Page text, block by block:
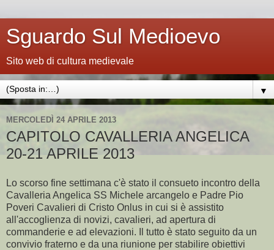
Sguardo Sul Medioevo
Sito web di cultura medievale
▼
MERCOLEDÌ 24 APRILE 2013
CAPITOLO CAVALLERIA ANGELICA
20-21 APRILE 2013
Lo scorso fine settimana c'è stato il consueto incontro della
Cavalleria Angelica SS Michele arcangelo e Padre Pio
Poveri Cavalieri di Cristo Onlus in cui si è assistito
all'accoglienza di novizi, cavalieri, ad apertura di
commanderie e ad elevazioni. Il tutto è stato seguito da un
convivio fraterno e da una riunione per stabilire obiettivi